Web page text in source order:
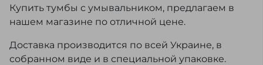
Купить тумбы с умывальником, предлагаем в
нашем магазине по отличной цене.
Доставка производится по всей Украине, в
собранном виде и в специальной упаковке.